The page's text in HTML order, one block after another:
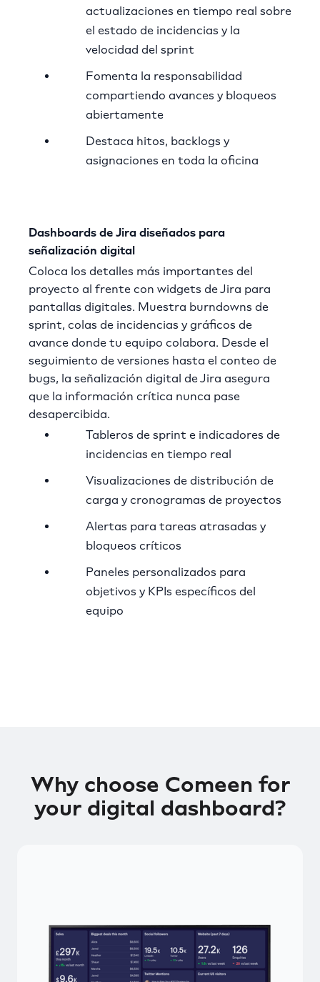
actualizaciones en tiempo real sobre
el estado de incidencias y la
velocidad del sprint
Fomenta la responsabilidad
compartiendo avances y bloqueos
abiertamente
Destaca hitos, backlogs y
asignaciones en toda la oficina
Dashboards de Jira diseñados para
señalización digital
Coloca los detalles más importantes del
proyecto al frente con widgets de Jira para
pantallas digitales. Muestra burndowns de
sprint, colas de incidencias y gráficos de
avance donde tu equipo colabora. Desde el
seguimiento de versiones hasta el conteo de
bugs, la señalización digital de Jira asegura
que la información crítica nunca pase
desapercibida.
Tableros de sprint e indicadores de
incidencias en tiempo real
Visualizaciones de distribución de
carga y cronogramas de proyectos
Alertas para tareas atrasadas y
bloqueos críticos
Paneles personalizados para
objetivos y KPIs específicos del
equipo
Why choose Comeen for
your digital dashboard?